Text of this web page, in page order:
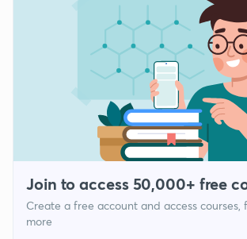
Join to access 50,000+ free
Create a free account and access courses,
more